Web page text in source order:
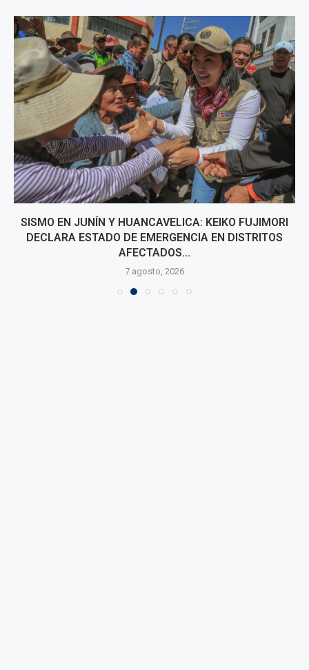
SISMO EN JUNÍN Y HUANCAVELICA: KEIKO FUJIMORI
DECLARA ESTADO DE EMERGENCIA EN DISTRITOS
AFECTADOS...
7 agosto, 2026